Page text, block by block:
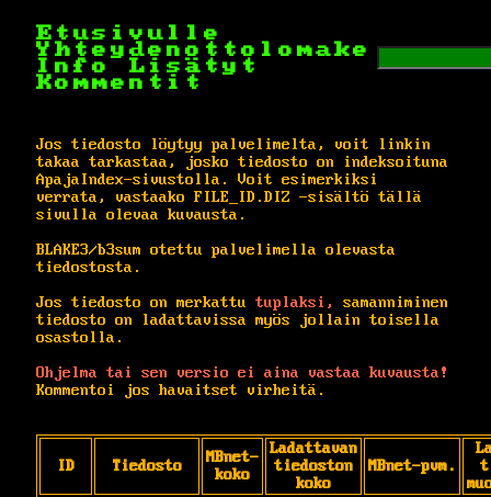
Etusivulle
Yhteydenottolomake
Info
Lisätyt
Kommentit
Jos tiedosto löytyy palvelimelta, voit linkin
takaa tarkastaa, josko tiedosto on indeksoituna
ApajaIndex-sivustolla. Voit esimerkiksi
verrata, vastaako FILE_ID.DIZ -sisältö tällä
sivulla olevaa kuvausta.
BLAKE3/b3sum otettu palvelimella olevasta
tiedostosta.
Jos tiedosto on merkattu tuplaksi,
samanniminen
tiedosto on ladattavissa myös jollain toisella
osastolla.
Ohjelma tai sen versio ei aina vastaa kuvausta!
Kommentoi jos havaitset virheitä.
ID Tiedosto
MBnet-
koko
Ladattavan
tiedoston
koko
MBnet-pvm.